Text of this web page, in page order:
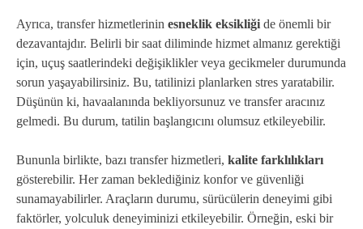
Ayrıca, transfer hizmetlerinin esneklik eksikliği de önemli bir
dezavantajdır. Belirli bir saat diliminde hizmet almanız gerektiği
için, uçuş saatlerindeki değişiklikler veya gecikmeler durumunda
sorun yaşayabilirsiniz. Bu, tatilinizi planlarken stres yaratabilir.
Düşünün ki, havaalanında bekliyorsunuz ve transfer aracınız
gelmedi. Bu durum, tatilin başlangıcını olumsuz etkileyebilir.
Bununla birlikte, bazı transfer hizmetleri, kalite farklılıkları
gösterebilir. Her zaman beklediğiniz konfor ve güvenliği
sunamayabilirler. Araçların durumu, sürücülerin deneyimi gibi
faktörler, yolculuk deneyiminizi etkileyebilir. Örneğin, eski bir